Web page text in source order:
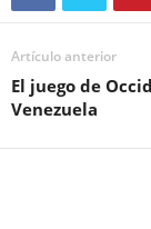
Artículo anterior
El juego de
Venezuela